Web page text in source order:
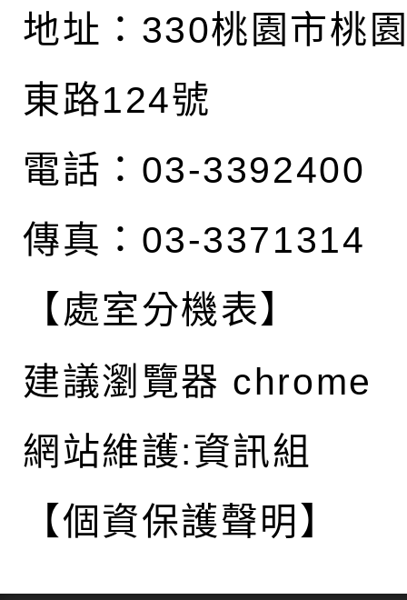
地址： 330桃園市桃
東路124號
電話：03-3392400
傳真：03-3371314
【處室分機表】
建議瀏覽器 chrome
網站維護:資訊組
【個資保護聲明】